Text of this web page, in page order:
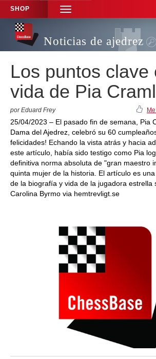
SHOP
TOGGLE
NAVIGATION
Noticias de ajedrez
Los puntos clave
vida de Pia
por Eduard Frey
25/04/2023 – El pasado fin de semana, Pia
Dama del Ajedrez, celebró su 60
felicidades! Echando la vista atrás y hacia
este artículo, había sido testigo como Pia
definitiva norma absoluta de "gran maestro
quinta mujer de la historia. El artículo es
de la biografía y vida de la jugadora estrella
Carolina Byrmo via hemtrevligt.se